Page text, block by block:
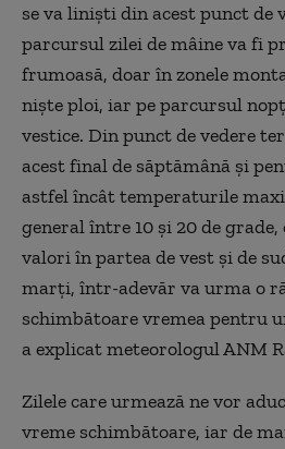
se va liniști din acest punct de
parcursul zilei de mâine va fi
frumoasă, doar în zonele
niște ploi, iar pe parcursul
vestice. Din punct de vedere
acest final de săptămână și
astfel încât temperaturile
general între 10 și 20 de
valori în partea de vest și de
marți, într-adevăr va urma o
schimbătoare vremea pentru
a explicat meteorologul ANM
Zilele care urmează ne vor
vreme schimbătoare, iar de